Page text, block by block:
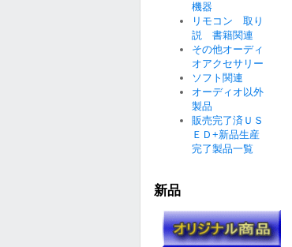
機器
リモコン 取り
説 書籍関連
その他オーディ
オアクセサリー
ソフト関連
オーディオ以外
製品
販売完了済ＵＳ
ＥＤ+新品生産
完了製品一覧
新品